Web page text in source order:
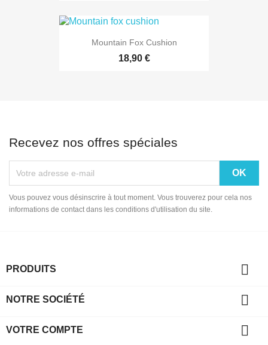
Mountain Fox Cushion
18,90 €
Recevez nos offres spéciales
Vous pouvez vous désinscrire à tout moment. Vous trouverez pour cela nos
informations de contact dans les conditions d'utilisation du site.
PRODUITS 
NOTRE SOCIÉTÉ 
VOTRE COMPTE 